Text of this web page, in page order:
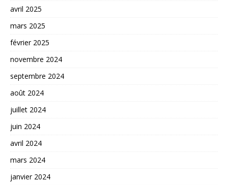
avril 2025
mars 2025
février 2025
novembre 2024
septembre 2024
août 2024
juillet 2024
juin 2024
avril 2024
mars 2024
janvier 2024